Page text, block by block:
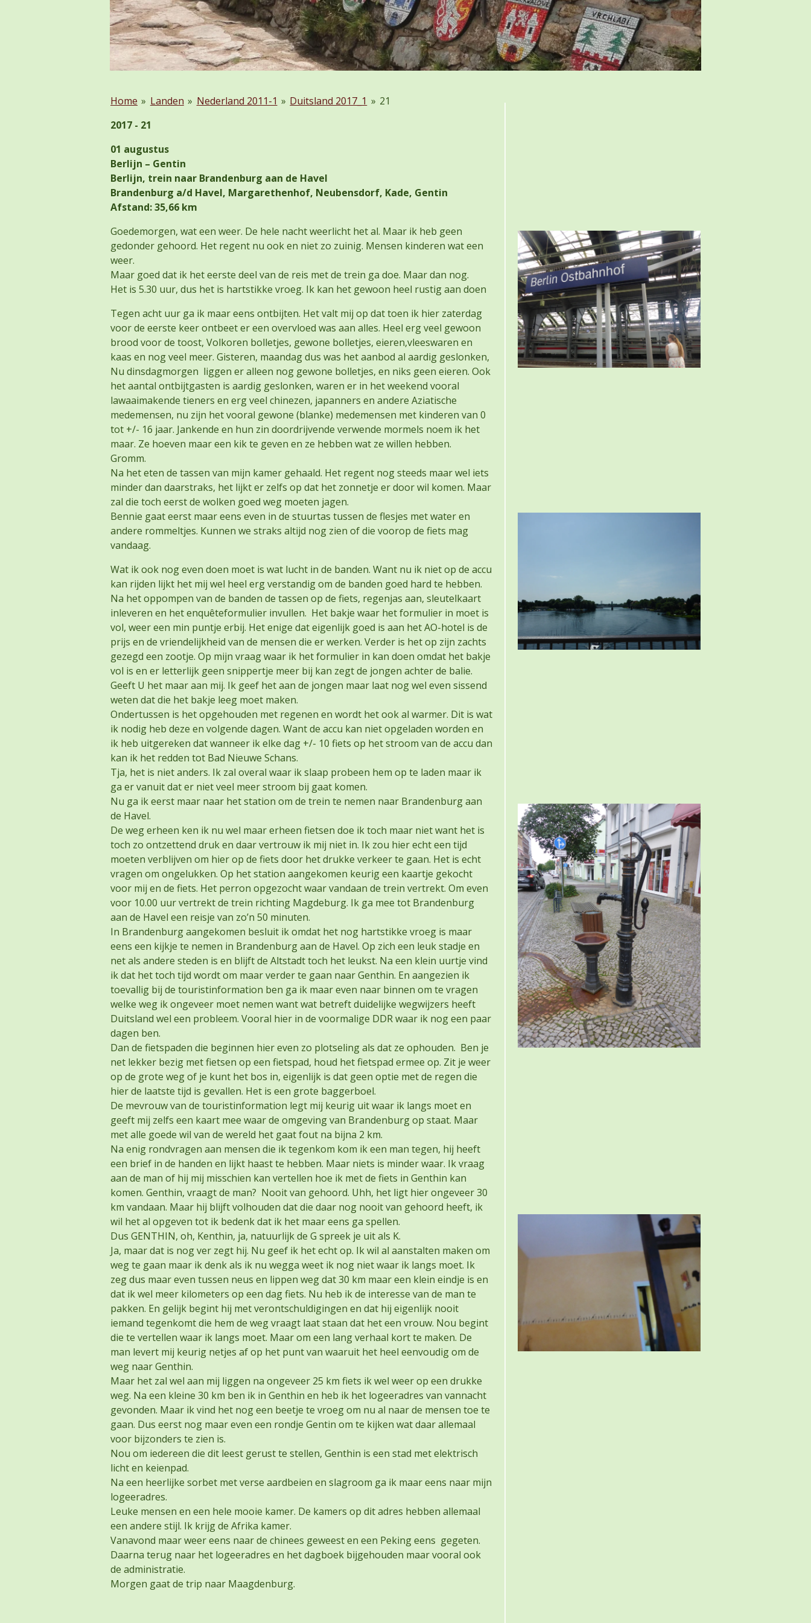
Home » Landen » Nederland 2011-1 » Duitsland 2017_1 » 21
2017 - 21
01 augustus
Berlijn – Gentin
Berlijn, trein naar Brandenburg aan de Havel
Brandenburg a/d Havel, Margarethenhof, Neubensdorf, Kade, Gentin
Afstand: 35,66 km
Goedemorgen, wat een weer. De hele nacht weerlicht het al. Maar ik heb geen
gedonder gehoord. Het regent nu ook en niet zo zuinig. Mensen kinderen wat een
weer.
Maar goed dat ik het eerste deel van de reis met de trein ga doe. Maar dan nog.
Het is 5.30 uur, dus het is hartstikke vroeg. Ik kan het gewoon heel rustig aan doen
Tegen acht uur ga ik maar eens ontbijten. Het valt mij op dat toen ik hier zaterdag
voor de eerste keer ontbeet er een overvloed was aan alles. Heel erg veel gewoon
brood voor de toost, Volkoren bolletjes, gewone bolletjes, eieren,vleeswaren en
kaas en nog veel meer. Gisteren, maandag dus was het aanbod al aardig geslonken,
Nu dinsdagmorgen liggen er alleen nog gewone bolletjes, en niks geen eieren. Ook
het aantal ontbijtgasten is aardig geslonken, waren er in het weekend vooral
lawaaimakende tieners en erg veel chinezen, japanners en andere Aziatische
medemensen, nu zijn het vooral gewone (blanke) medemensen met kinderen van 0
tot +/- 16 jaar. Jankende en hun zin doordrijvende verwende mormels noem ik het
maar. Ze hoeven maar een kik te geven en ze hebben wat ze willen hebben.
Gromm.
Na het eten de tassen van mijn kamer gehaald. Het regent nog steeds maar wel iets
minder dan daarstraks, het lijkt er zelfs op dat het zonnetje er door wil komen. Maar
zal die toch eerst de wolken goed weg moeten jagen.
Bennie gaat eerst maar eens even in de stuurtas tussen de flesjes met water en
andere rommeltjes. Kunnen we straks altijd nog zien of die voorop de fiets mag
vandaag.
Wat ik ook nog even doen moet is wat lucht in de banden. Want nu ik niet op de accu
kan rijden lijkt het mij wel heel erg verstandig om de banden goed hard te hebben.
Na het oppompen van de banden de tassen op de fiets, regenjas aan, sleutelkaart
inleveren en het enquêteformulier invullen. Het bakje waar het formulier in moet is
vol, weer een min puntje erbij. Het enige dat eigenlijk goed is aan het AO-hotel is de
prijs en de vriendelijkheid van de mensen die er werken. Verder is het op zijn zachts
gezegd een zootje. Op mijn vraag waar ik het formulier in kan doen omdat het bakje
vol is en er letterlijk geen snippertje meer bij kan zegt de jongen achter de balie.
Geeft U het maar aan mij. Ik geef het aan de jongen maar laat nog wel even sissend
weten dat die het bakje leeg moet maken.
Ondertussen is het opgehouden met regenen en wordt het ook al warmer. Dit is wat
ik nodig heb deze en volgende dagen. Want de accu kan niet opgeladen worden en
ik heb uitgereken dat wanneer ik elke dag +/- 10 fiets op het stroom van de accu dan
kan ik het redden tot Bad Nieuwe Schans.
Tja, het is niet anders. Ik zal overal waar ik slaap probeen hem op te laden maar ik
ga er vanuit dat er niet veel meer stroom bij gaat komen.
Nu ga ik eerst maar naar het station om de trein te nemen naar Brandenburg aan
de Havel.
De weg erheen ken ik nu wel maar erheen fietsen doe ik toch maar niet want het is
toch zo ontzettend druk en daar vertrouw ik mij niet in. Ik zou hier echt een tijd
moeten verblijven om hier op de fiets door het drukke verkeer te gaan. Het is echt
vragen om ongelukken. Op het station aangekomen keurig een kaartje gekocht
voor mij en de fiets. Het perron opgezocht waar vandaan de trein vertrekt. Om even
voor 10.00 uur vertrekt de trein richting Magdeburg. Ik ga mee tot Brandenburg
aan de Havel een reisje van zo’n 50 minuten.
In Brandenburg aangekomen besluit ik omdat het nog hartstikke vroeg is maar
eens een kijkje te nemen in Brandenburg aan de Havel. Op zich een leuk stadje en
net als andere steden is en blijft de Altstadt toch het leukst. Na een klein uurtje vind
ik dat het toch tijd wordt om maar verder te gaan naar Genthin. En aangezien ik
toevallig bij de touristinformation ben ga ik maar even naar binnen om te vragen
welke weg ik ongeveer moet nemen want wat betreft duidelijke wegwijzers heeft
Duitsland wel een probleem. Vooral hier in de voormalige DDR waar ik nog een paar
dagen ben.
Dan de fietspaden die beginnen hier even zo plotseling als dat ze ophouden. Ben je
net lekker bezig met fietsen op een fietspad, houd het fietspad ermee op. Zit je weer
op de grote weg of je kunt het bos in, eigenlijk is dat geen optie met de regen die
hier de laatste tijd is gevallen. Het is een grote baggerboel.
De mevrouw van de touristinformation legt mij keurig uit waar ik langs moet en
geeft mij zelfs een kaart mee waar de omgeving van Brandenburg op staat. Maar
met alle goede wil van de wereld het gaat fout na bijna 2 km.
Na enig rondvragen aan mensen die ik tegenkom kom ik een man tegen, hij heeft
een brief in de handen en lijkt haast te hebben. Maar niets is minder waar. Ik vraag
aan de man of hij mij misschien kan vertellen hoe ik met de fiets in Genthin kan
komen. Genthin, vraagt de man? Nooit van gehoord. Uhh, het ligt hier ongeveer 30
km vandaan. Maar hij blijft volhouden dat die daar nog nooit van gehoord heeft, ik
wil het al opgeven tot ik bedenk dat ik het maar eens ga spellen.
Dus GENTHIN, oh, Kenthin, ja, natuurlijk de G spreek je uit als K.
Ja, maar dat is nog ver zegt hij. Nu geef ik het echt op. Ik wil al aanstalten maken om
weg te gaan maar ik denk als ik nu wegga weet ik nog niet waar ik langs moet. Ik
zeg dus maar even tussen neus en lippen weg dat 30 km maar een klein eindje is en
dat ik wel meer kilometers op een dag fiets. Nu heb ik de interesse van de man te
pakken. En gelijk begint hij met verontschuldigingen en dat hij eigenlijk nooit
iemand tegenkomt die hem de weg vraagt laat staan dat het een vrouw. Nou begint
die te vertellen waar ik langs moet. Maar om een lang verhaal kort te maken. De
man levert mij keurig netjes af op het punt van waaruit het heel eenvoudig om de
weg naar Genthin.
Maar het zal wel aan mij liggen na ongeveer 25 km fiets ik wel weer op een drukke
weg. Na een kleine 30 km ben ik in Genthin en heb ik het logeeradres van vannacht
gevonden. Maar ik vind het nog een beetje te vroeg om nu al naar de mensen toe te
gaan. Dus eerst nog maar even een rondje Gentin om te kijken wat daar allemaal
voor bijzonders te zien is.
Nou om iedereen die dit leest gerust te stellen, Genthin is een stad met elektrisch
licht en keienpad.
Na een heerlijke sorbet met verse aardbeien en slagroom ga ik maar eens naar mijn
logeeradres.
Leuke mensen en een hele mooie kamer. De kamers op dit adres hebben allemaal
een andere stijl. Ik krijg de Afrika kamer.
Vanavond maar weer eens naar de chinees geweest en een Peking eens gegeten.
Daarna terug naar het logeeradres en het dagboek bijgehouden maar vooral ook
de administratie.
Morgen gaat de trip naar Maagdenburg.